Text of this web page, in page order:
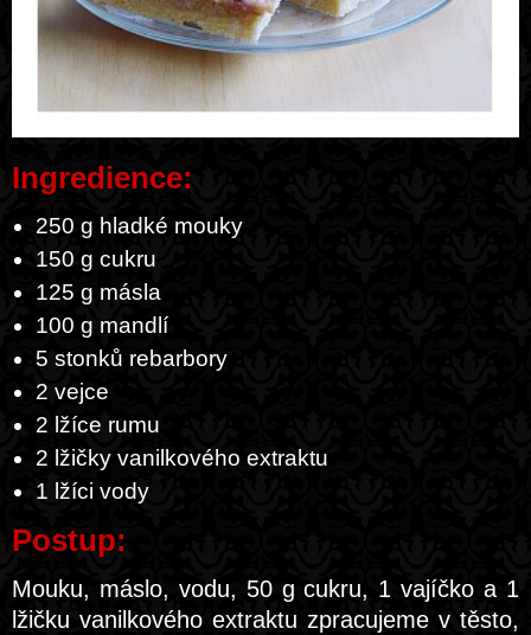
Ingredience:
250 g hladké mouky
150 g cukru
125 g másla
100 g mandlí
5 stonků rebarbory
2 vejce
2 lžíce rumu
2 lžičky vanilkového extraktu
1 lžíci vody
Postup:
Mouku, máslo, vodu, 50 g cukru, 1 vajíčko a 1
lžičku vanilkového extraktu zpracujeme v těsto,